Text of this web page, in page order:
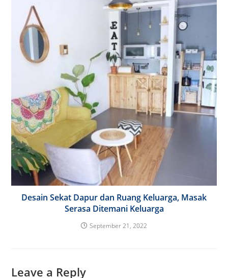
Desain Sekat Dapur dan Ruang Keluarga, Masak
Serasa Ditemani Keluarga
September 21, 2022
Leave a Reply